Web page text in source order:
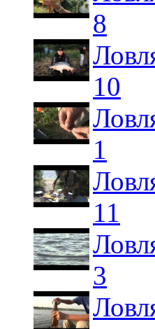
8
10
1
11
3